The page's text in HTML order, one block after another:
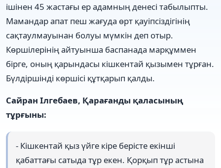
ішінен 45 жастағы ер адамның денесі табылыпты.
Мамандар апат пеш жағуда өрт қауіпсіздігінің
сақтаулмауынан болуы мүмкін деп отыр.
Көршілерінің айтуынша баспанада марқұммен
бірге, оның қарындасы кішкентай қызымен тұрған.
Бүлдіршінді көршісі құтқарып қалды.
Сайран Ілгебаев, Қарағанды қаласының
тұрғыны:
- Кішкентай қыз үйге кіре берісте екінші
қабаттағы сатыда тұр екен. Қорқып тұр астына